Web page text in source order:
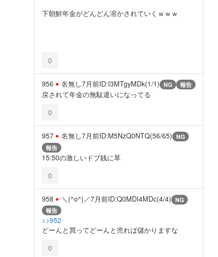
下朝鮮年金がどんどん溶かされていくｗｗｗ
0
956 名無し7月前ID:I3MTgyMDk(1/1) NG 報告
戻されて年金の無駄遣いになってる
0
957 名無し7月前ID:M5NzQ0NTQ(56/65) NG
報告
15:50の激しいドブ銭に草
0
958 ＼(^o^)／7月前ID:Q0MDI4MDc(4/4) NG
報告
>>952
どーんと買ってどーんと売れば儲かりますな
0